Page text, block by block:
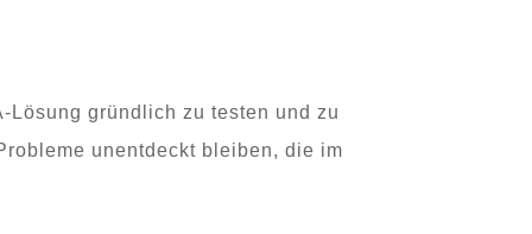
gründlich zu testen und zu
unentdeckt bleiben, die im